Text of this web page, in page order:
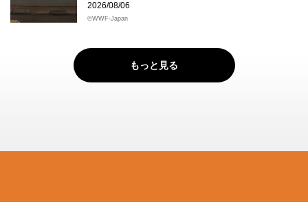
2026/08/06
©WWF-Japan
もっと見る